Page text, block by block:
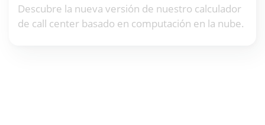
Descubre la nueva versión de nuestro calculador
de call center basado en computación en la nube.